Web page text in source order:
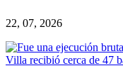
22, 07, 2026